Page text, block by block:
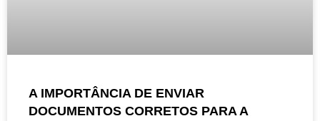
A IMPORTÂNCIA DE ENVIAR
DOCUMENTOS CORRETOS PARA A